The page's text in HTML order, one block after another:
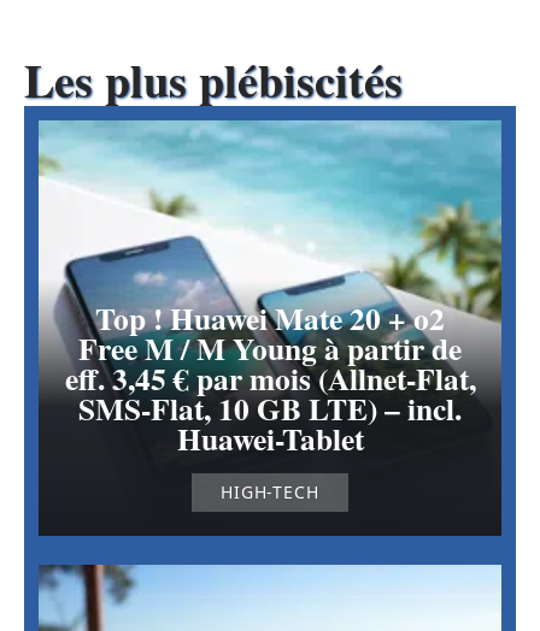
Les plus plébiscités
Top ! Huawei Mate 20 + o2
Free M / M Young à partir de
eff. 3,45 € par mois (Allnet-Flat,
SMS-Flat, 10 GB LTE) – incl.
Huawei-Tablet
HIGH-TECH